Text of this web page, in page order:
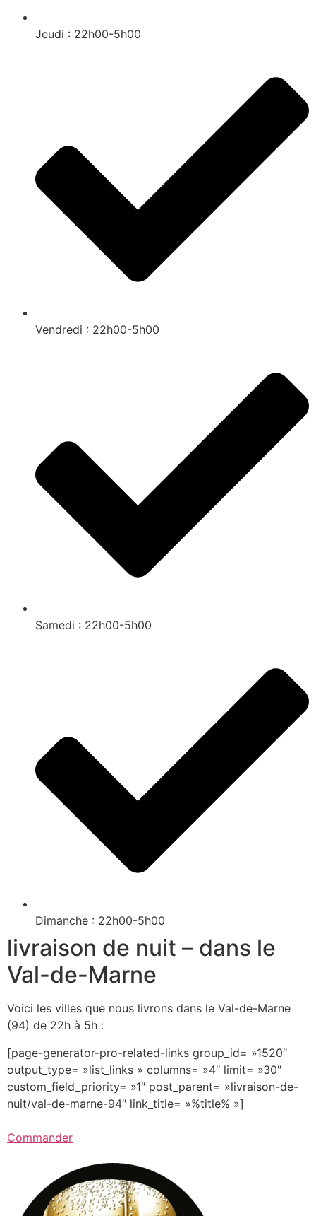
Jeudi : 22h00-5h00
Vendredi : 22h00-5h00
Samedi : 22h00-5h00
Dimanche : 22h00-5h00
livraison de nuit – dans le
Val-de-Marne
Voici les villes que nous livrons dans le Val-de-Marne
(94) de 22h à 5h :
[page-generator-pro-related-links group_id= »1520″
output_type= »list_links » columns= »4″ limit= »30″
custom_field_priority= »1″ post_parent= »livraison-de-
nuit/val-de-marne-94″ link_title= »%title% »]
Commander